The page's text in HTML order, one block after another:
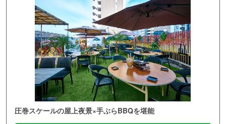
圧巻スケールの屋上夜景×手ぶらBBQを堪能